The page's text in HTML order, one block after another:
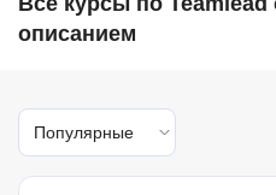
описанием
Популярные